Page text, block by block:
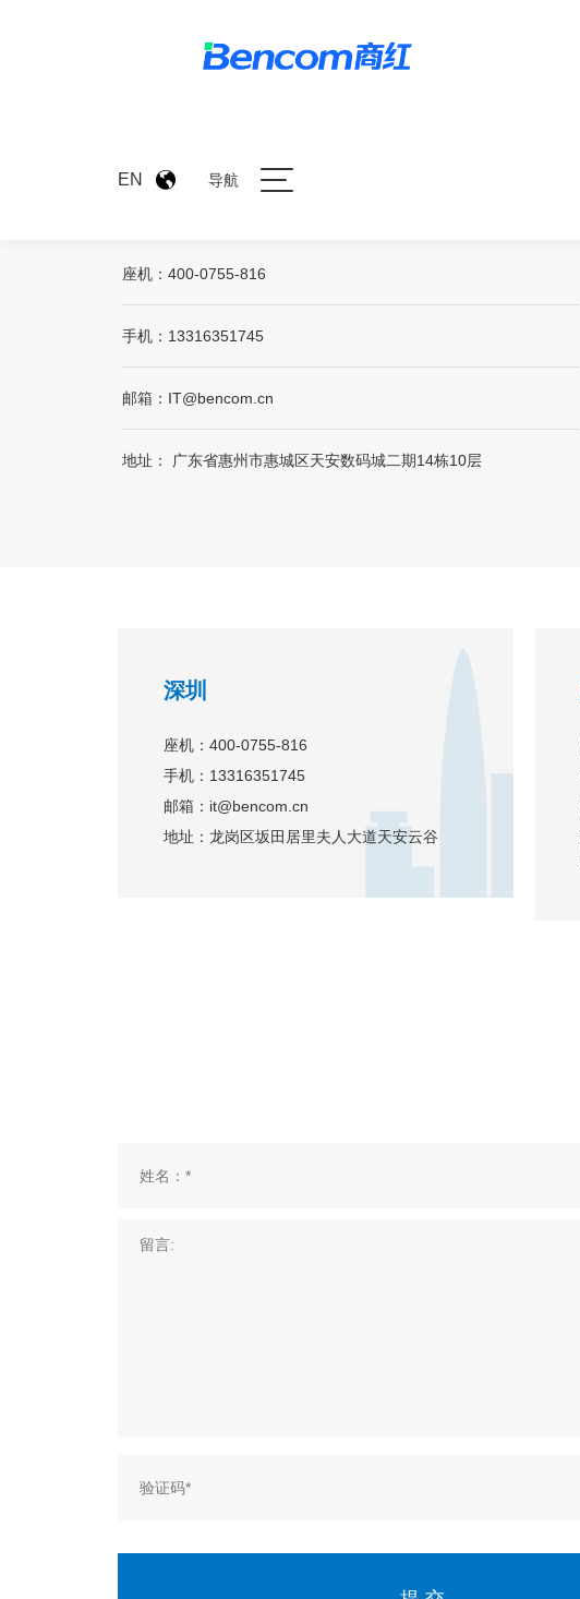
EN 导航
座机：400-0755-816
手机：13316351745
邮箱：IT@bencom.cn
地址： 广东省惠州市惠城区天安数码城二期14栋10层
深圳
座机：400-0755-816
手机：13316351745
邮箱：it@bencom.cn
地址：龙岗区坂田居里夫人大道天安云谷